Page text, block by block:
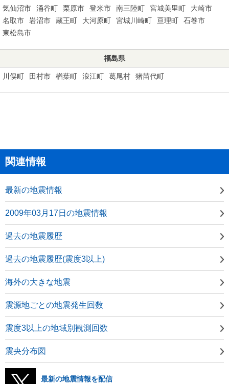
気仙沼市 涌谷町 栗原市 登米市 南三陸町 宮城美里町
大崎市
名取市
岩沼市 蔵王町 大河原町 宮城川崎町 亘理町
石巻市
東松島市
福島県
川俣町 田村市 楢葉町 浪江町 葛尾村 猪苗代町
関連情報
最新の地震情報
2009年03月17日の地震情報
過去の地震履歴
過去の地震履歴(震度3以上)
海外の大きな地震
震源地ごとの地震発生回数
震度3以上の地域別観測回数
震央分布図
最新の地震情報を配信